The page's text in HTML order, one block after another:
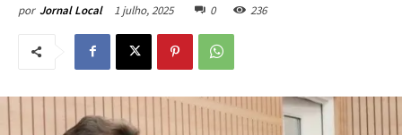
por Jornal Local 1 julho, 2025 0 236